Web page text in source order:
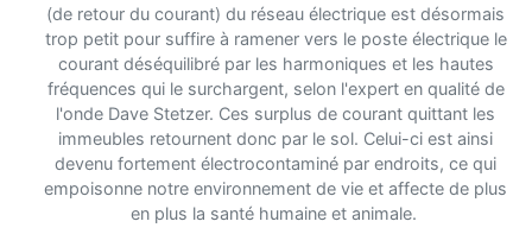
(de retour du courant) du réseau électrique est désormais
trop petit pour suffire à ramener vers le poste électrique le
courant déséquilibré par les harmoniques et les hautes
fréquences qui le surchargent, selon l'expert en qualité de
l'onde Dave Stetzer. Ces surplus de courant quittant les
immeubles retournent donc par le sol. Celui-ci est ainsi
devenu fortement électrocontaminé par endroits, ce qui
empoisonne notre environnement de vie et affecte de plus
en plus la santé humaine et animale.